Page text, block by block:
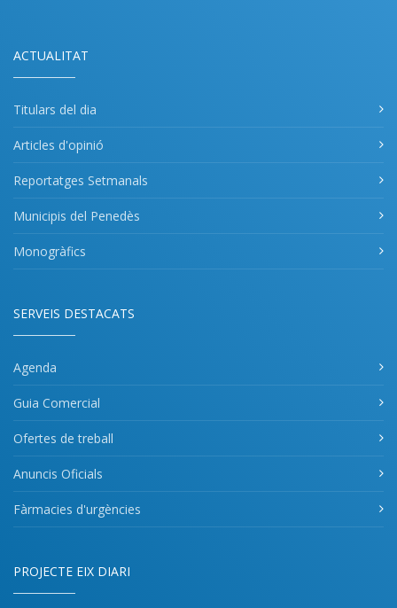
ACTUALITAT
Titulars del dia
Articles d'opinió
Reportatges Setmanals
Municipis del Penedès
Monogràfics
SERVEIS DESTACATS
Agenda
Guia Comercial
Ofertes de treball
Anuncis Oficials
Fàrmacies d'urgències
PROJECTE EIX DIARI